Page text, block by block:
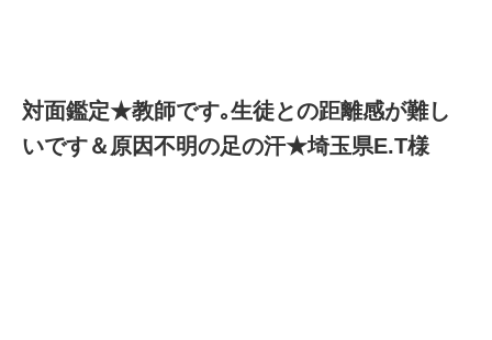
​対面鑑定★教師です｡生徒との距離感が難し
いです＆原因不明の足の汗★埼玉県E.T様